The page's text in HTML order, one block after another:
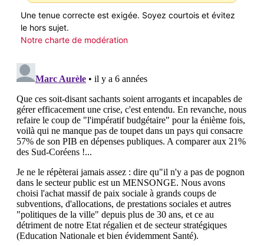
Une tenue correcte est exigée. Soyez courtois et évitez
le hors sujet.
Notre charte de modération